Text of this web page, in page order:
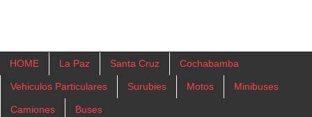
HOME La Paz Santa Cruz Cochabamba
Vehiculos Particulares Surubies Motos Minibuses
Camiones Buses